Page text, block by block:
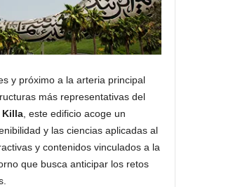
y próximo a la arteria principal
más representativas del
Killa, este edificio acoge un
y las ciencias aplicadas al
y contenidos vinculados a la
que busca anticipar los retos